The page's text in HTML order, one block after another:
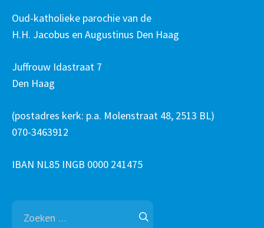
Oud-katholieke parochie van de
H.H. Jacobus en Augustinus Den Haag
Juffrouw Idastraat 7
Den Haag
(postadres kerk: p.a. Molenstraat 48, 2513 BL)
070-3463912
IBAN NL85 INGB 0000 241475
Zoeken
naar: